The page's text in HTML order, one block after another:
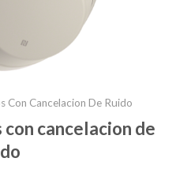
Con Cancelacion De Ruido
cancelacion de